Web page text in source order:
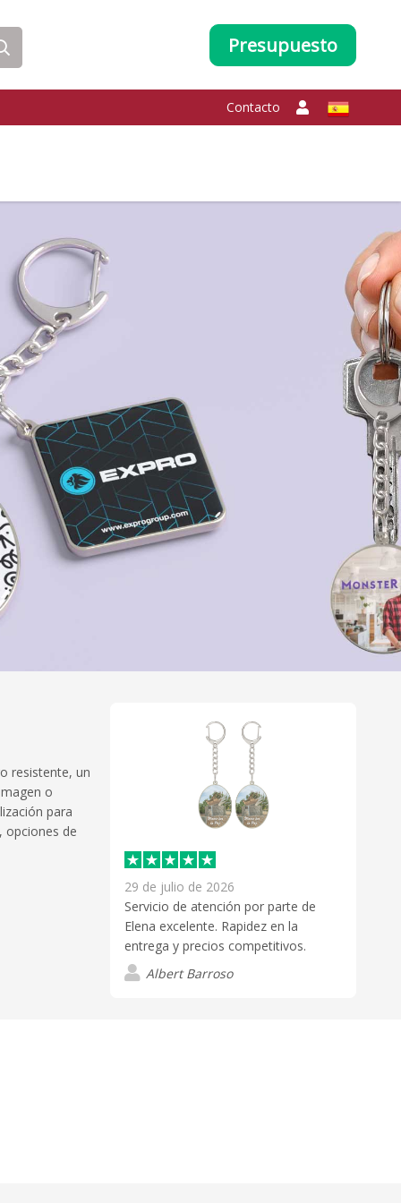
Presupuesto
Contacto
resistente, un
o
para
opciones de
29 de julio de 2026
Servicio de atención por parte de
Elena excelente. Rapidez en la
entrega y precios competitivos.
Albert Barroso